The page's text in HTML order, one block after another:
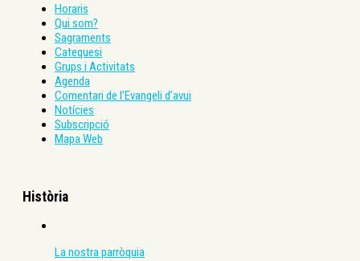
Horaris
Qui som?
Sagraments
Catequesi
Grups i Activitats
Agenda
Comentari de l’Evangeli d’avui
Notícies
Subscripció
Mapa Web
Història
La nostra parròquia